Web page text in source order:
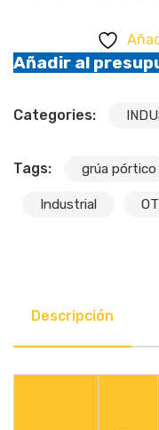
Añadir al
Categories:
Tags: grúa pórtico
Industrial
Descripción